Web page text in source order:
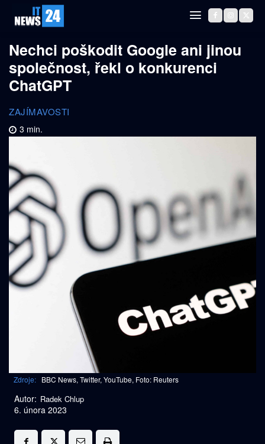
Nechci poškodit Google ani jinou
společnost, řekl o konkurenci
ChatGPT
ZAJÍMAVOSTI
3 min.
Zdroje: BBC News, Twitter, YouTube, Foto: Reuters
Autor: Radek Chlup
6. února 2023